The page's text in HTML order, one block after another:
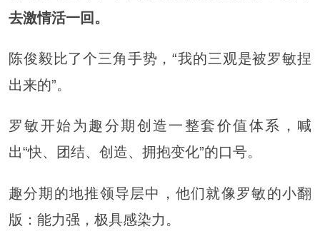
去激情活一回。
陈俊毅比了个三角手势，“我的三观是被罗敏捏
出来的”。
罗敏开始为趣分期创造一整套价值体系，喊
出“快、团结、创造、拥抱变化”的口号。
趣分期的地推领导层中，他们就像罗敏的小翻
版：能力强，极具感染力。